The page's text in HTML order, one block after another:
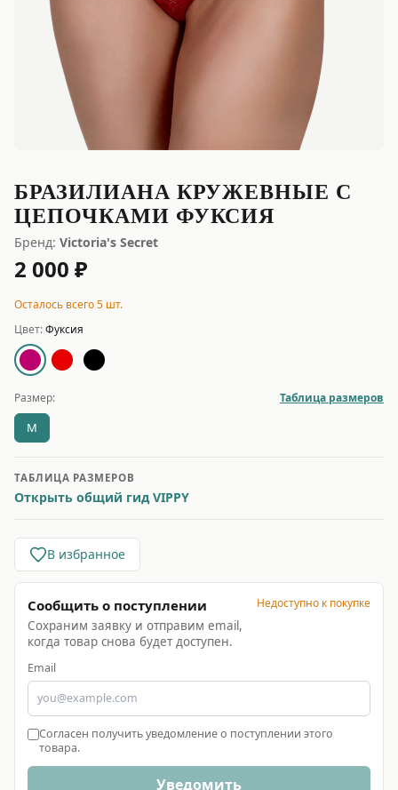
БРАЗИЛИАНА КРУЖЕВНЫЕ С
ЦЕПОЧКАМИ ФУКСИЯ
Бренд: Victoria's Secret
2 000 ₽
Осталось всего 5 шт.
Цвет:Фуксия
Размер: Таблица размеров
M
ТАБЛИЦА РАЗМЕРОВ
Открыть общий гид VIPPY
В избранное
Сообщить о поступлении
Сохраним заявку и отправим email,
когда товар снова будет доступен.
Недоступно к покупке
Email
Согласен получить уведомление о поступлении этого
товара.
Уведомить